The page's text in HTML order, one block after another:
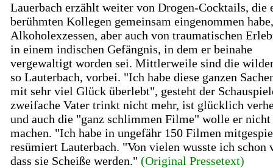
Lauerbach erzählt weiter von Drogen-Cocktails, die
berühmten Kollegen gemeinsam eingenommen
Alkoholexzessen, aber auch von traumatischen
in einem indischen Gefängnis, in dem er beinahe
vergewaltigt worden sei. Mittlerweile sind die
so Lauterbach, vorbei. "Ich habe diese ganzen
mit sehr viel Glück überlebt", gesteht der
zweifache Vater trinkt nicht mehr, ist glücklich
und auch die "ganz schlimmen Filme" wolle er nicht
machen. "Ich habe in ungefähr 150 Filmen
resümiert Lauterbach. "Von vielen wusste ich schon
dass sie Scheiße werden." (Original Pressetext)